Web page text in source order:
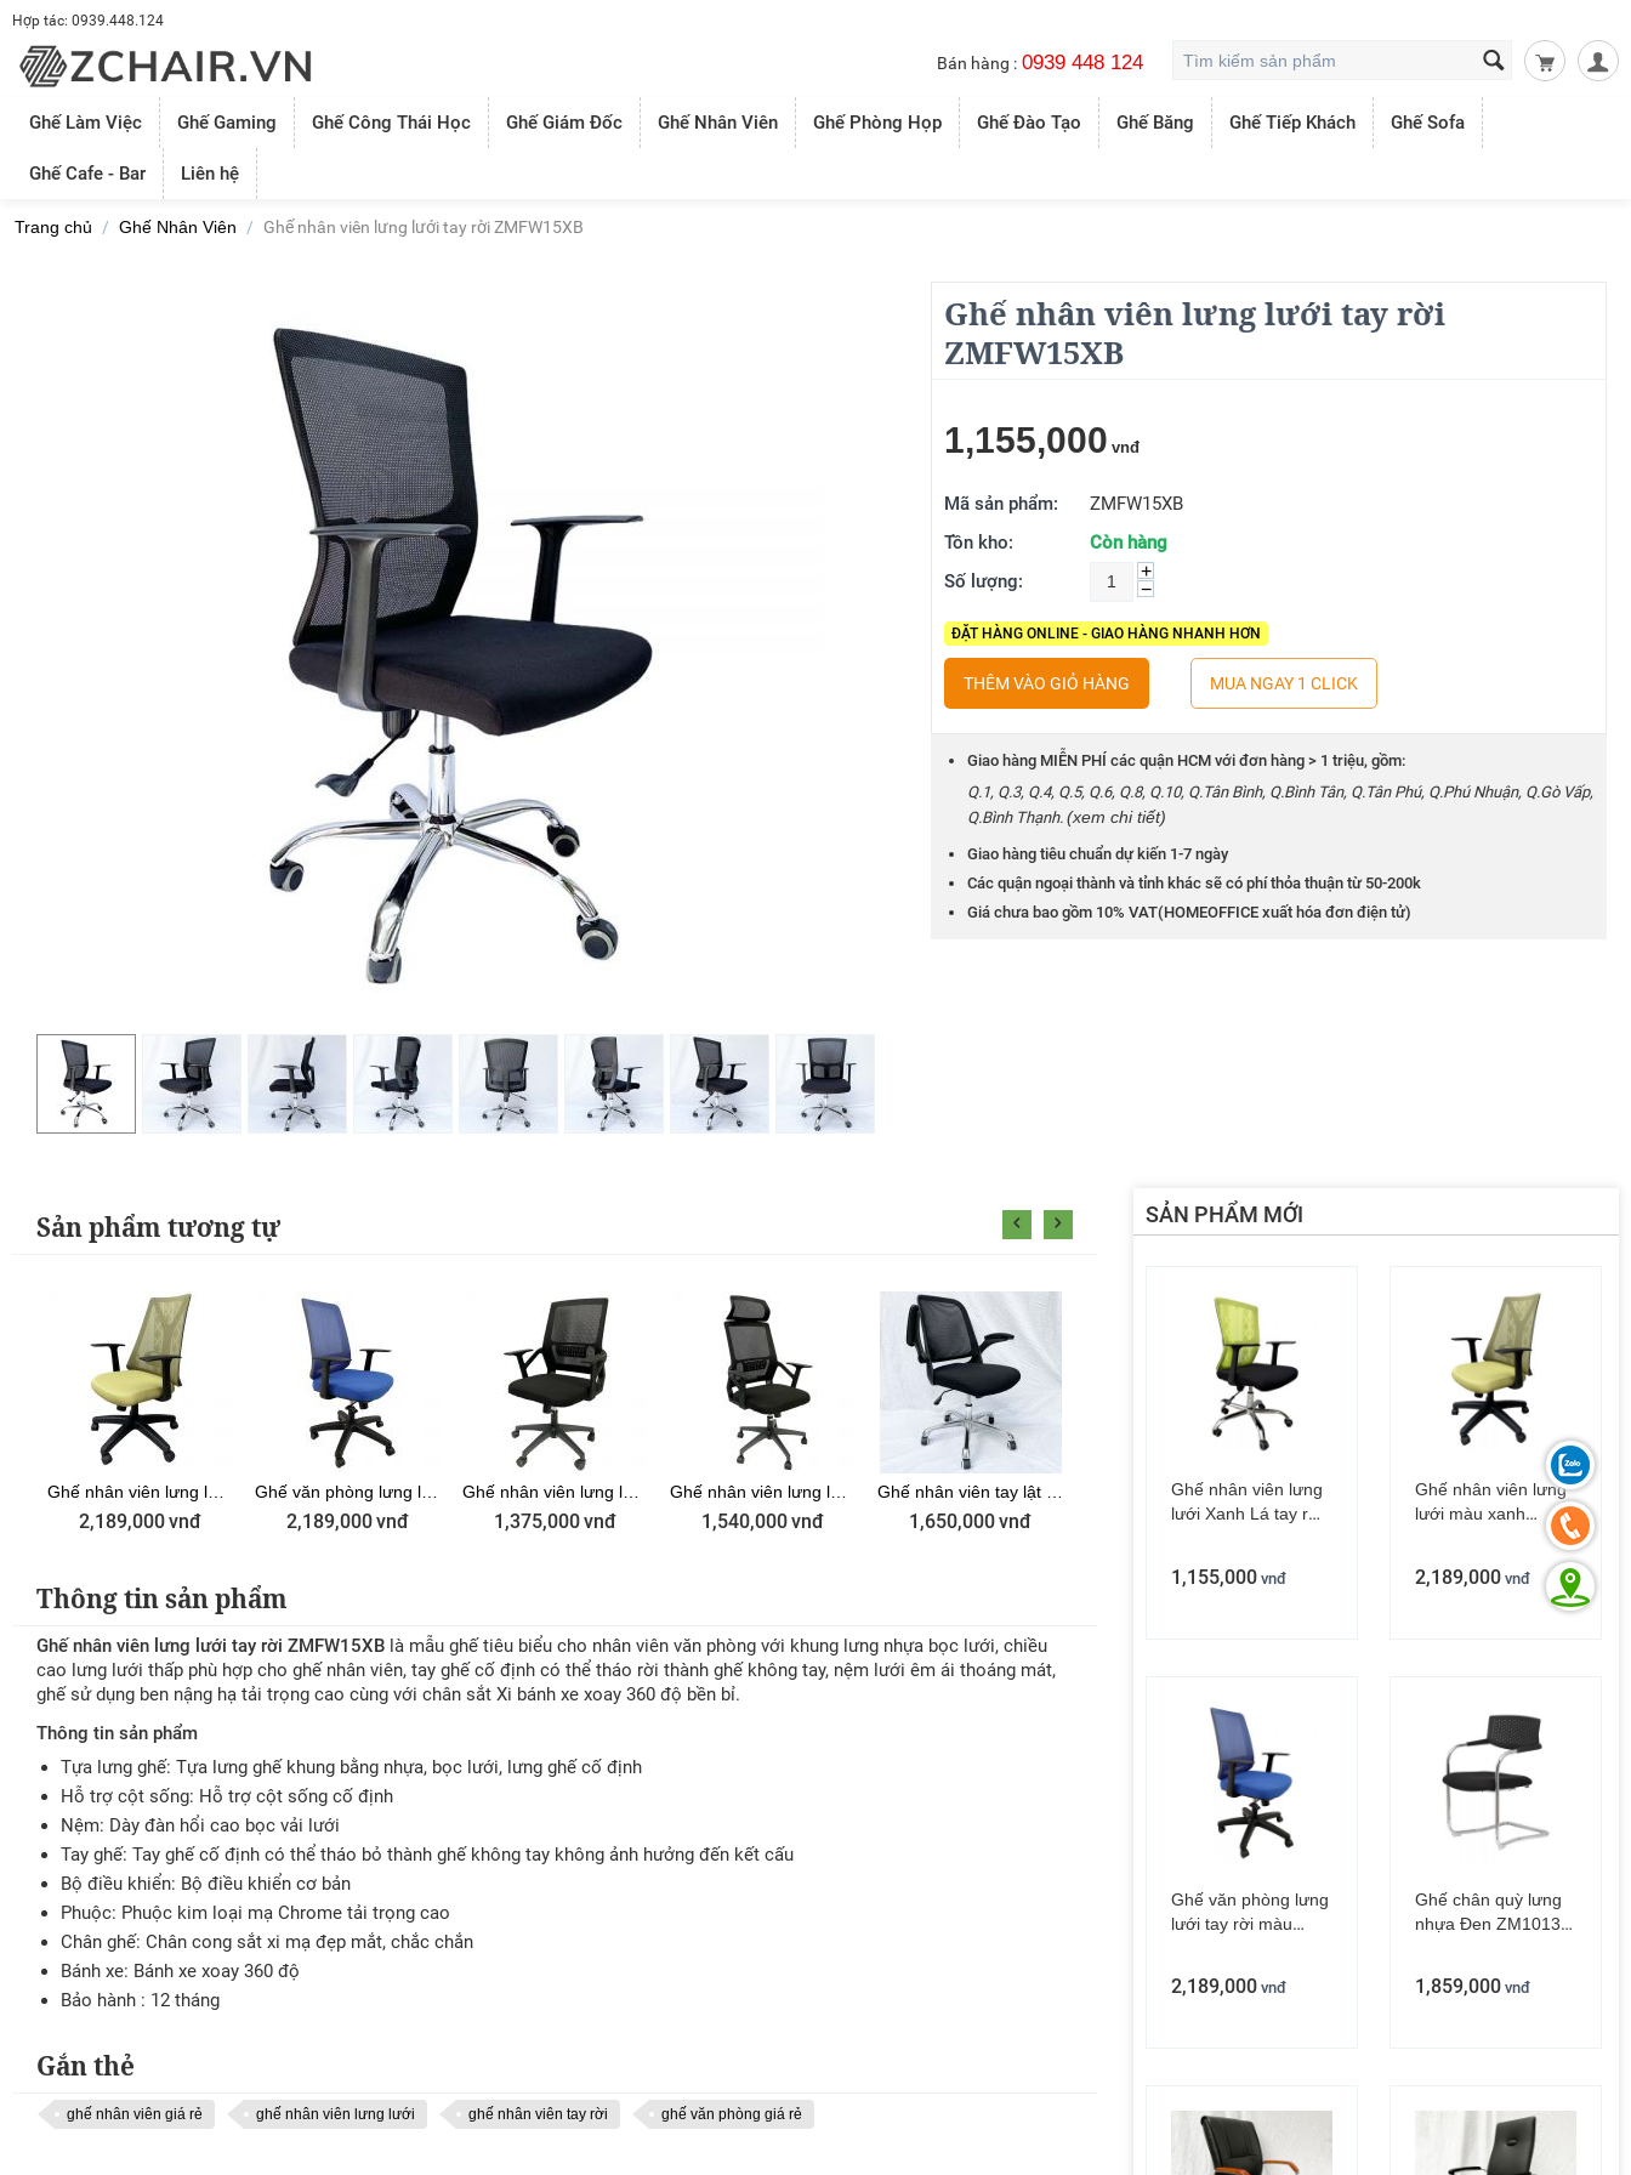
Hợp tác: 0939.448.124
Giỏ hàng
Bán hàng : 0939 448 124
Ghế Làm Việc Ghế Gaming Ghế Công Thái Học Ghế Giám Đốc Ghế Nhân Viên Ghế Phòng Họp Ghế Đào Tạo Ghế Băng Ghế Tiếp Khách Ghế Sofa
Ghế Cafe - Bar Liên hệ
Trang chủ / Ghế Nhân Viên / Ghế nhân viên lưng lưới tay rời ZMFW15XB
Ghế nhân viên lưng lưới tay rời
ZMFW15XB
1,155,000 vnđ
Mã sản phẩm:
ZMFW15XB
Tồn kho:
Còn hàng
Số lượng:
+
−
ĐẶT HÀNG ONLINE - GIAO HÀNG NHANH HƠN
THÊM VÀO GIỎ HÀNG MUA NGAY 1 CLICK
Giao hàng MIỄN PHÍ các quận HCM với đơn hàng > 1 triệu, gồm:
Q.1, Q.3, Q.4, Q.5, Q.6, Q.8, Q.10, Q.Tân Bình, Q.Bình Tân, Q.Tân Phú, Q.Phú Nhuận, Q.Gò Vấp,
Q.Bình Thạnh. (xem chi tiết)
Giao hàng tiêu chuẩn dự kiến 1-7 ngày
Các quận ngoại thành và tỉnh khác sẽ có phí thỏa thuận từ 50-200k
Giá chưa bao gồm 10% VAT(HOMEOFFICE xuất hóa đơn điện tử)
Sản phẩm tương tự
Ghế nhân viên lưng lưới màu xanh M1087D-02
2,189,000vnđ
Ghế văn phòng lưng lưới tay rời màu xanh dương ZM1080-04
2,189,000vnđ
Ghế nhân viên lưng lưới ZMF716B
1,375,000vnđ
Ghế nhân viên lưng lưới có tựa đầu ZMF716A
1,540,000vnđ 1,650,000vnđ
Ghế văn phòng khung trắng tay lật ZGSP05-02
vnđ 1,430,000
Thông tin sản phẩm
Ghế nhân viên lưng lưới tay rời ZMFW15XB là mẫu ghế tiêu biểu cho nhân viên văn phòng với khung lưng nhựa bọc lưới, chiều
cao lưng lưới thấp phù hợp cho ghế nhân viên, tay ghế cố định có thể tháo rời thành ghế không tay, nệm lưới êm ái thoáng mát,
ghế sử dụng ben nậng hạ tải trọng cao cùng với chân sắt Xi bánh xe xoay 360 độ bền bỉ.
Thông tin sản phẩm
Tựa lưng ghế: Tựa lưng ghế khung bằng nhựa, bọc lưới, lưng ghế cố định
Hỗ trợ cột sống: Hỗ trợ cột sống cố định
Nệm: Dày đàn hổi cao bọc vải lưới
Tay ghế: Tay ghế cố định có thể tháo bỏ thành ghế không tay không ảnh hưởng đến kết cấu
Bộ điều khiển: Bộ điều khiển cơ bản
Phuộc: Phuộc kim loại mạ Chrome tải trọng cao
Chân ghế: Chân cong sắt xi mạ đẹp mắt, chắc chắn
Bánh xe: Bánh xe xoay 360 độ
Bảo hành : 12 tháng
Gắn thẻ
ghế nhân viên giá rẻ ghế nhân viên lưng lưới ghế nhân viên tay rời ghế văn phòng giá rẻ
SẢN PHẨM MỚI
Ghế nhân viên lưng
lưới Xanh Lá tay rời
1,155,000 vnđ
Ghế nhân viên lưng
lưới màu xanh
2,189,000 vnđ
Ghế văn phòng lưng
lưới tay rời màu
2,189,000 vnđ
Ghế chân quỳ lưng
nhựa Đen ZM1013-
1,859,000 vnđ